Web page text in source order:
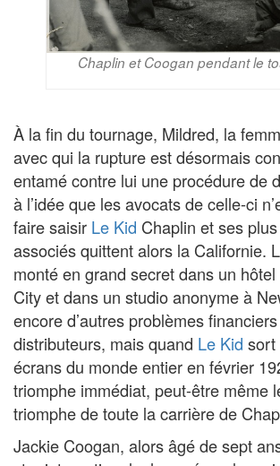
Chaplin et Coogan pendant le
À la fin du tournage, Mildred, la
avec qui la rupture est désormais
entamé contre lui une procédure de
à l’idée que les avocats de celle-ci
faire saisir Le Kid Chaplin et ses
associés quittent alors la Californie.
monté en grand secret dans un
City et dans un studio anonyme à
encore d’autres problèmes
distributeurs, mais quand Le Kid sort
écrans du monde entier en février
triomphe immédiat, peut-être même
triomphe de toute la carrière de
Jackie Coogan, alors âgé de sept